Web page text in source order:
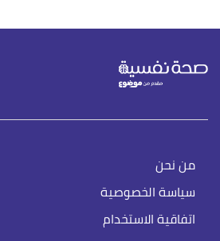
من نحن
سياسة الخصوصية
اتفاقية الاستخدام